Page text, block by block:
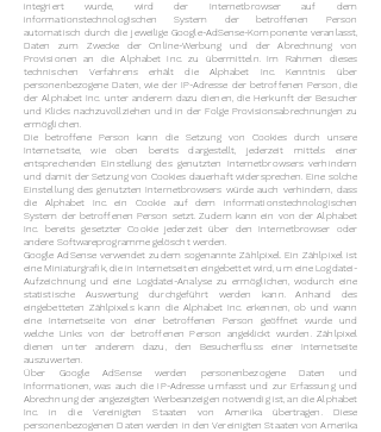
integriert wurde, wird der Internetbrowser auf dem
informationstechnologischen System der betroffenen Person
automatisch durch die jeweilige Google-AdSense-Komponente veranlasst,
Daten zum Zwecke der Online-Werbung und der Abrechnung von
Provisionen an die Alphabet Inc. zu übermitteln. Im Rahmen dieses
technischen Verfahrens erhält die Alphabet Inc. Kenntnis über
personenbezogene Daten, wie der IP-Adresse der betroffenen Person, die
der Alphabet Inc. unter anderem dazu dienen, die Herkunft der Besucher
und Klicks nachzuvollziehen und in der Folge Provisionsabrechnungen zu
ermöglichen.
Die betroffene Person kann die Setzung von Cookies durch unsere
Internetseite, wie oben bereits dargestellt, jederzeit mittels einer
entsprechenden Einstellung des genutzten Internetbrowsers verhindern
und damit der Setzung von Cookies dauerhaft widersprechen. Eine solche
Einstellung des genutzten Internetbrowsers würde auch verhindern, dass
die Alphabet Inc. ein Cookie auf dem informationstechnologischen
System der betroffenen Person setzt. Zudem kann ein von der Alphabet
Inc. bereits gesetzter Cookie jederzeit über den Internetbrowser oder
andere Softwareprogramme gelöscht werden.
Google AdSense verwendet zudem sogenannte Zählpixel. Ein Zählpixel ist
eine Miniaturgrafik, die in Internetseiten eingebettet wird, um eine Logdatei-
Aufzeichnung und eine Logdatei-Analyse zu ermöglichen, wodurch eine
statistische Auswertung durchgeführt werden kann. Anhand des
eingebetteten Zählpixels kann die Alphabet Inc. erkennen, ob und wann
eine Internetseite von einer betroffenen Person geöffnet wurde und
welche Links von der betroffenen Person angeklickt wurden. Zählpixel
dienen unter anderem dazu, den Besucherfluss einer Internetseite
auszuwerten.
Über Google AdSense werden personenbezogene Daten und
Informationen, was auch die IP-Adresse umfasst und zur Erfassung und
Abrechnung der angezeigten Werbeanzeigen notwendig ist, an die Alphabet
Inc. in die Vereinigten Staaten von Amerika übertragen. Diese
personenbezogenen Daten werden in den Vereinigten Staaten von Amerika